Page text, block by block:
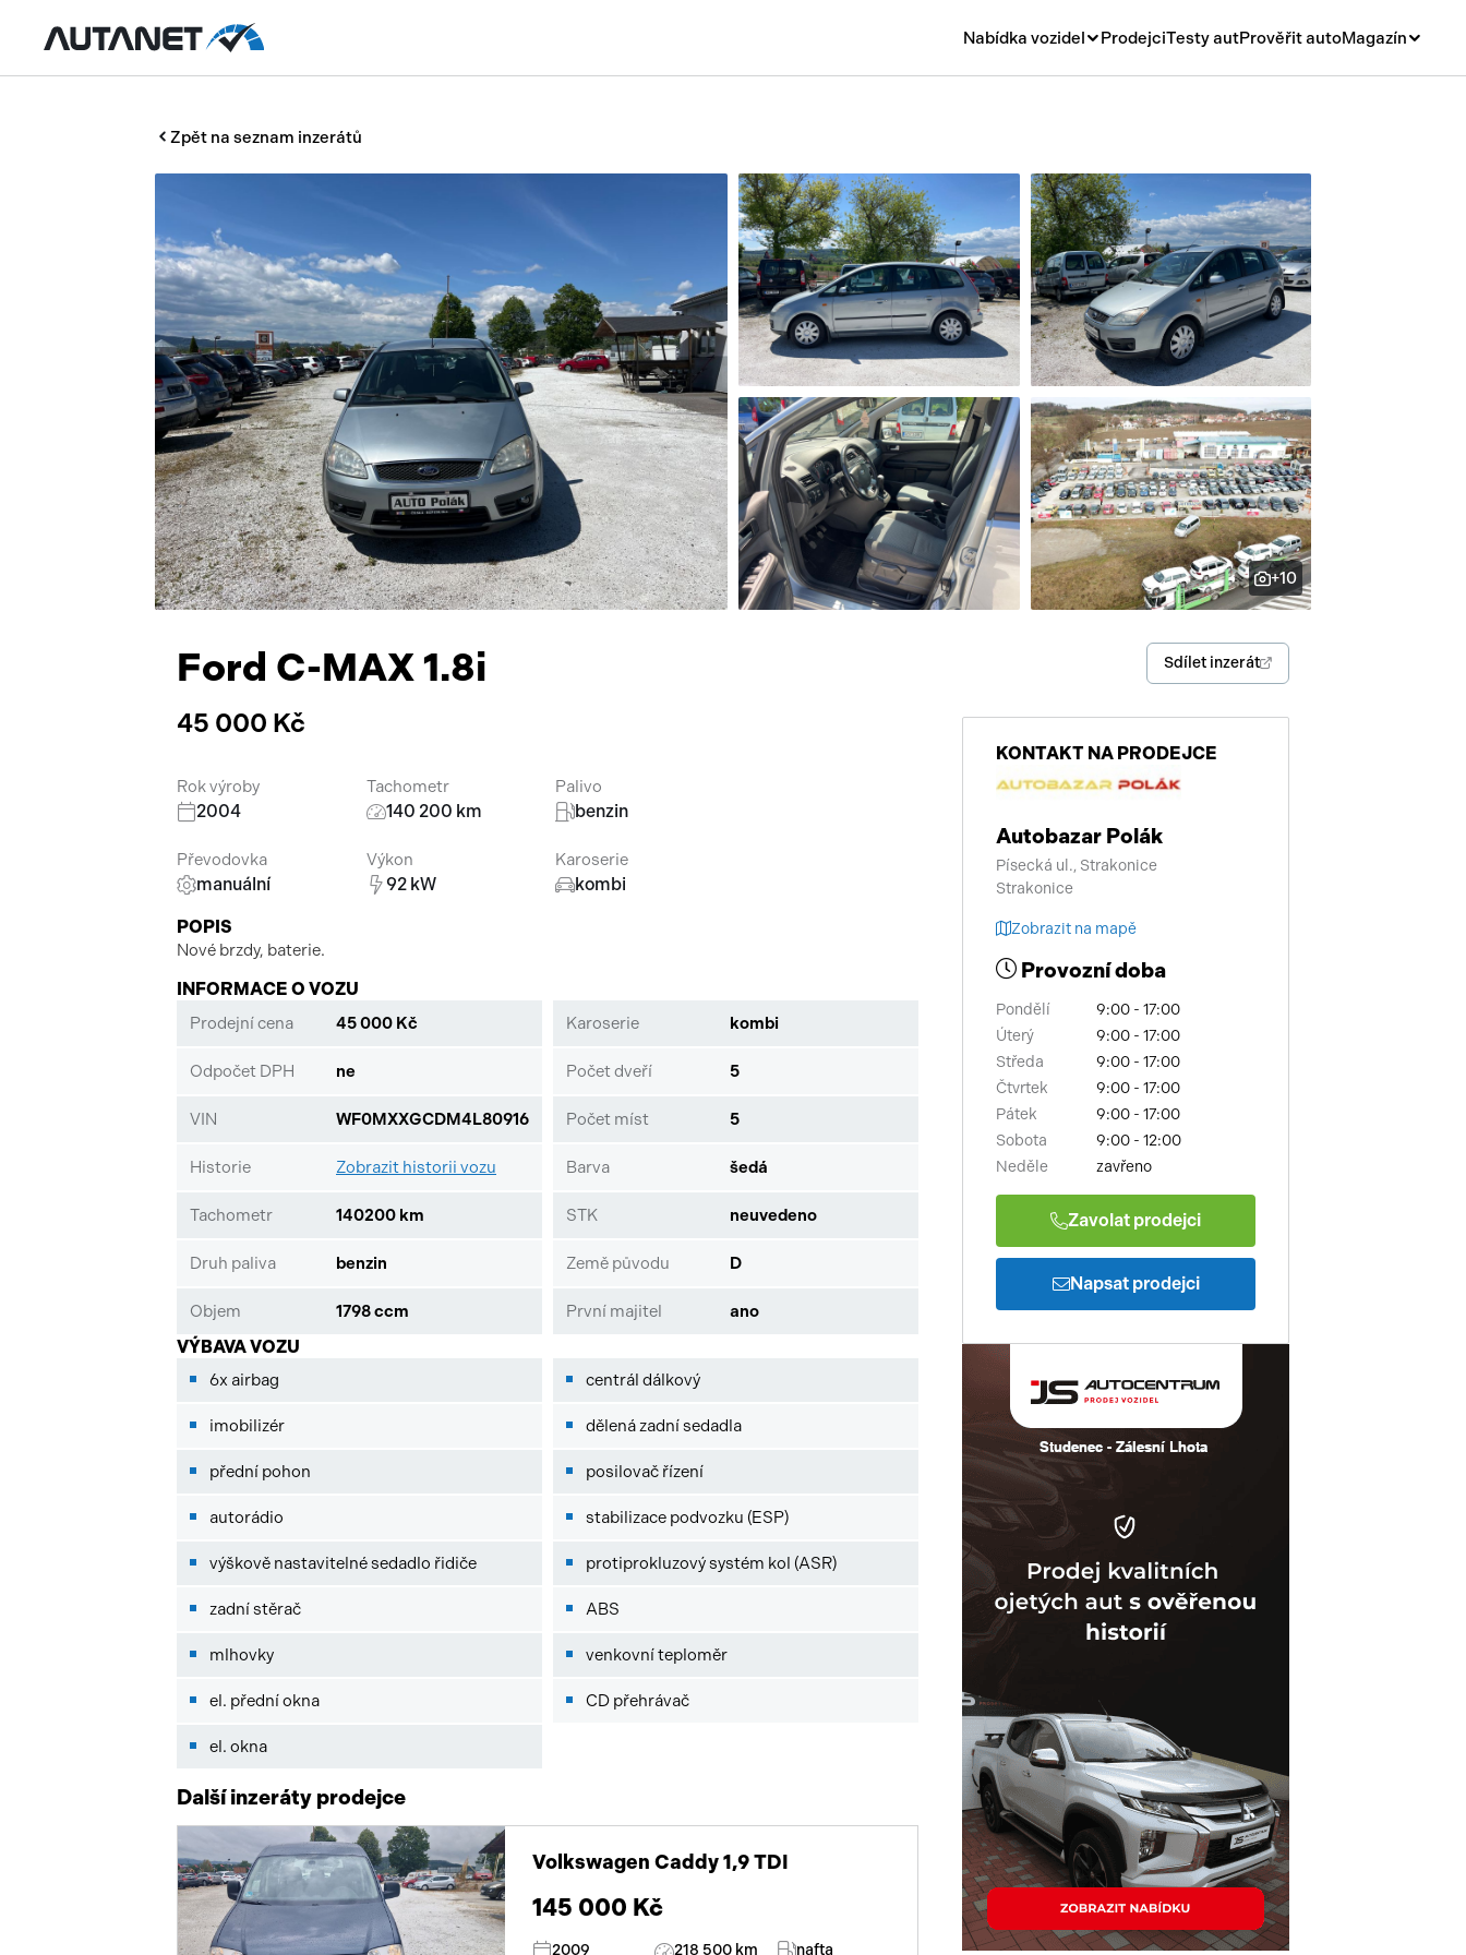
Nabídka vozidel
Nákladní
Obytná
Motorky
Přívěsy a návěsy
Autobusy
Pracovní stroje
Náhradní díly
Příslušenství
ProdejciTesty autPrověřit autoMagazín
Nové modely
Ojetiny
Auto a život
Videa
Zpět na seznam inzerátů
+10
Ford C-MAX 1.8i
45 000 Kč
Rok výroby
2004
Tachometr
140 200 km
Palivo
benzin
Převodovka
manuální
Výkon
92 kW
Karoserie
kombi
POPIS
Nové brzdy, baterie.
INFORMACE O VOZU
Prodejní cena 45 000 Kč
Odpočet DPH ne
VIN WF0MXXGCDM4L80916
Historie Zobrazit historii vozu
Tachometr 140200 km
Druh paliva benzin
Objem 1798 ccm
Karoserie kombi
Počet dveří 5
Počet míst 5
Barva šedá
STK neuvedeno
Země původu D
První majitel ano
VÝBAVA VOZU
6x airbag
imobilizér
přední pohon
autorádio
výškově nastavitelné sedadlo řidiče
zadní stěrač
mlhovky
el. přední okna
el. okna
centrál dálkový
dělená zadní sedadla
posilovač řízení
stabilizace podvozku (ESP)
protiprokluzový systém kol (ASR)
ABS
venkovní teploměr
CD přehrávač
Další inzeráty prodejce
Volkswagen Caddy 1,9 TDI
145 000 Kč
2009 218 500 km nafta
Sdílet inzerát
KONTAKT NA PRODEJCE
Autobazar Polák
Písecká ul., Strakonice
Strakonice
Zobrazit na mapě
Provozní doba
Pondělí
9:00 - 17:00
Úterý
9:00 - 17:00
Středa
9:00 - 17:00
Čtvrtek
9:00 - 17:00
Pátek
9:00 - 17:00
Sobota
9:00 - 12:00
Neděle
zavřeno
Zavolat prodejci
Napsat prodejci